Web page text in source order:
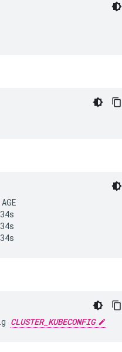
CLUSTER_KUBECONFIG